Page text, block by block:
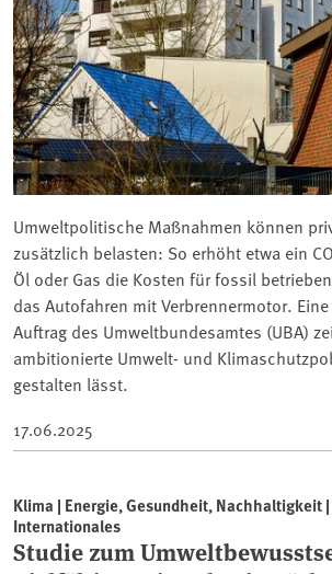
Umweltpolitische Maßnahmen können
zusätzlich belasten: So erhöht etwa ein
Öl oder Gas die Kosten für fossil
das Autofahren mit Verbrennermotor.
Auftrag des Umweltbundesamtes (UBA)
ambitionierte Umwelt- und
gestalten lässt.
17.06.2025
Klima | Energie, Gesundheit, Nachhaltigkeit
Internationales
Studie zum